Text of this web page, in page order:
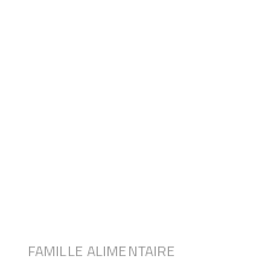
FAMILLE ALIMENTAIRE